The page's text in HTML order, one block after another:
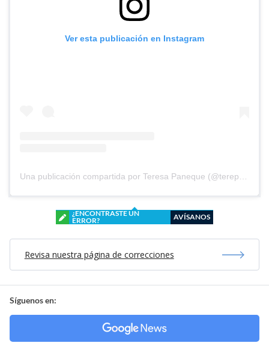
Ver esta publicación en Instagram
Una publicación compartida por Teresa Paneque (@terepaneque)
¿ENCONTRASTE UN
ERROR?
AVÍSANOS
Revisa nuestra página de correcciones
Síguenos en: